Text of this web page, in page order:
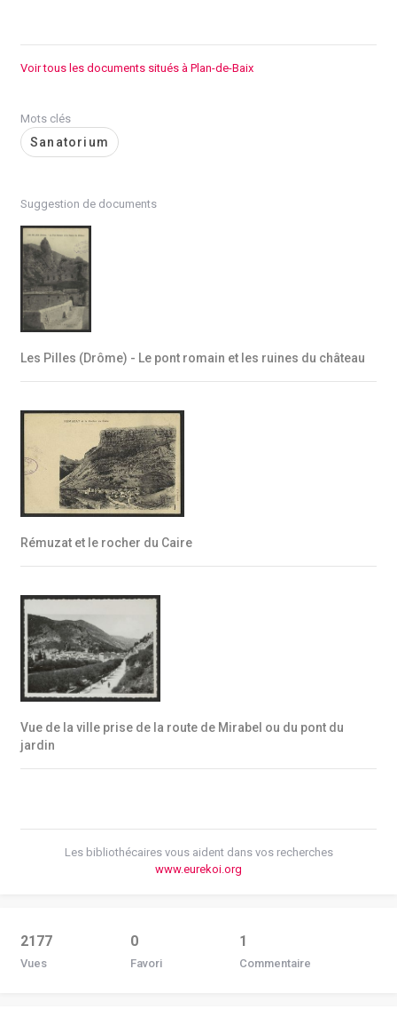
Voir tous les documents situés à Plan-de-Baix
Mots clés
Sanatorium
Suggestion de documents
Les Pilles (Drôme) - Le pont romain et les ruines du château
Rémuzat et le rocher du Caire
Vue de la ville prise de la route de Mirabel ou du pont du
jardin
Les bibliothécaires vous aident dans vos recherches
www.eurekoi.org
2177
Vues
0
Favori
1
Commentaire